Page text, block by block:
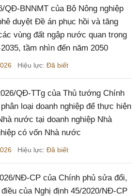
QĐ-BNNMT của Bộ Nông nghiệp
duyệt Đề án phục hồi và tăng
vùng đất ngập nước quan trọng
tầm nhìn đến năm 2050
Hiệu lực: Đã biết
QĐ-TTg của Thủ tướng Chính
loại doanh nghiệp để thực hiện
nước tại doanh nghiệp Nhà
có vốn Nhà nước
Hiệu lực: Đã biết
NĐ-CP của Chính phủ sửa đổi,
của Nghị định 45/2020/NĐ-CP